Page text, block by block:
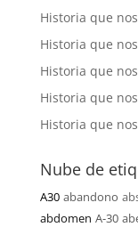
Historia que
Historia que
Historia que
Historia que
Historia que
Nube de
A30 abandono
abdomen A-30